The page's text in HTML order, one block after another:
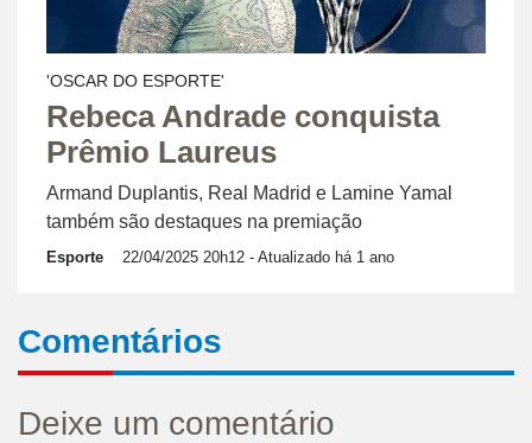
'OSCAR DO ESPORTE'
Rebeca Andrade conquista
Prêmio Laureus
Armand Duplantis, Real Madrid e Lamine Yamal
também são destaques na premiação
Esporte 22/04/2025 20h12 - Atualizado há 1 ano
Comentários
Deixe um comentário